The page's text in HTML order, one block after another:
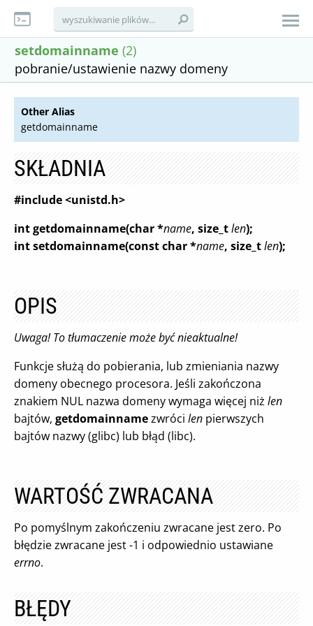
setdomainname (2)
pobranie/ustawienie nazwy domeny
Other Alias
getdomainname
SKŁADNIA
#include <unistd.h>
int getdomainname(char *name, size_tlen);
int setdomainname(const char *name, size_tlen);
OPIS
Uwaga! To tłumaczenie może być nieaktualne!
Funkcje służą do pobierania, lub zmieniania nazwy
domeny obecnego procesora. Jeśli zakończona
znakiem NUL nazwa domeny wymaga więcej niż len
bajtów, getdomainnamezwróci len pierwszych
bajtów nazwy (glibc) lub błąd (libc).
WARTOŚĆ ZWRACANA
Po pomyślnym zakończeniu zwracane jest zero. Po
błędzie zwracane jest -1 i odpowiednio ustawiane
errno.
BŁĘDY